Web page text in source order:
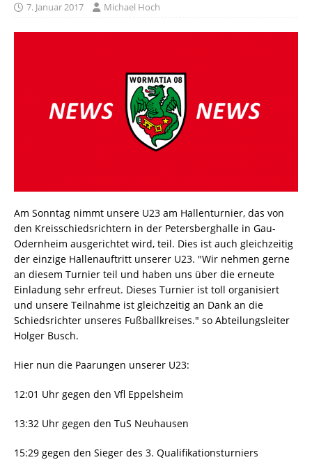
7. Januar 2017 Michael Hoch
Am Sonntag nimmt unsere U23 am Hallenturnier, das von
den Kreisschiedsrichtern in der Petersberghalle in Gau-
Odernheim ausgerichtet wird, teil. Dies ist auch gleichzeitig
der einzige Hallenauftritt unserer U23. "Wir nehmen gerne
an diesem Turnier teil und haben uns über die erneute
Einladung sehr erfreut. Dieses Turnier ist toll organisiert
und unsere Teilnahme ist gleichzeitig an Dank an die
Schiedsrichter unseres Fußballkreises." so Abteilungsleiter
Holger Busch.
Hier nun die Paarungen unserer U23:
12:01 Uhr gegen den Vfl Eppelsheim
13:32 Uhr gegen den TuS Neuhausen
15:29 gegen den Sieger des 3. Qualifikationsturniers